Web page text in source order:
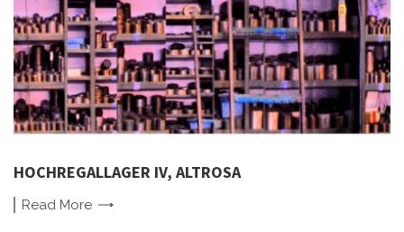
HOCHREGALLAGER IV, ALTROSA
Read More